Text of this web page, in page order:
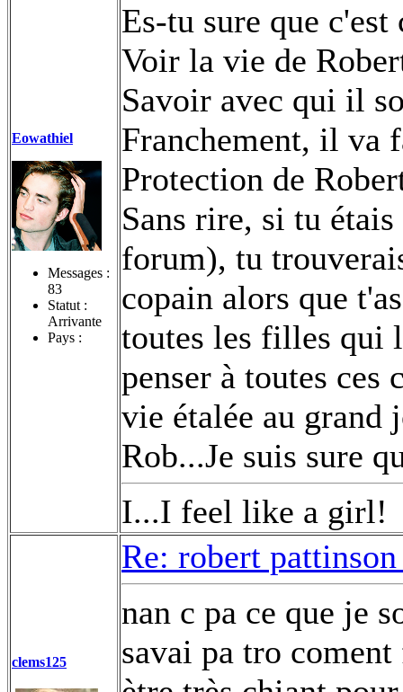
Eowathiel
Messages :
83
Statut :
Arrivante
Pays :
Es-tu sure que
Voir la vie de
Savoir avec qui il
Franchement, il va
Protection de
Sans rire, si tu
forum), tu
copain alors que
toutes les filles qui
penser à toutes ces
vie étalée au grand
Rob...Je suis sure
I...I feel like a girl!
clems125
Re: robert
nan c pa ce que je
savai pa tro